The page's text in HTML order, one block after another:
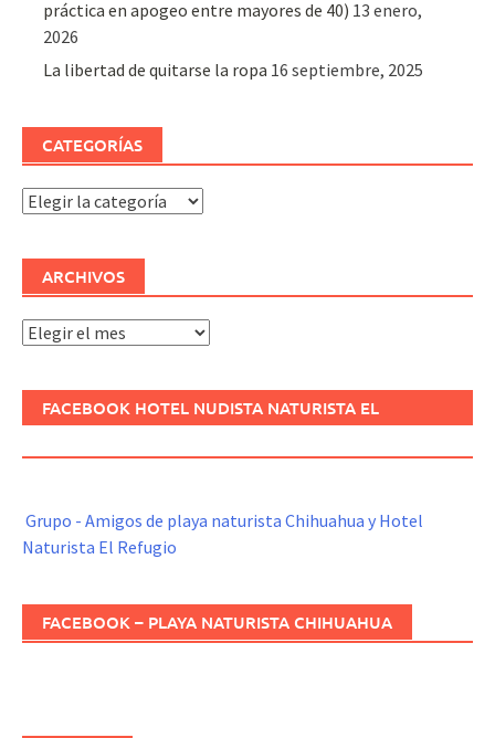
práctica en apogeo entre mayores de 40) 13 enero,
2026
La libertad de quitarse la ropa 16 septiembre, 2025
CATEGORÍAS
Categorías
ARCHIVOS
Archivos
FACEBOOK HOTEL NUDISTA NATURISTA EL
Grupo - Amigos de playa naturista Chihuahua y Hotel
Naturista El Refugio
FACEBOOK – PLAYA NATURISTA CHIHUAHUA